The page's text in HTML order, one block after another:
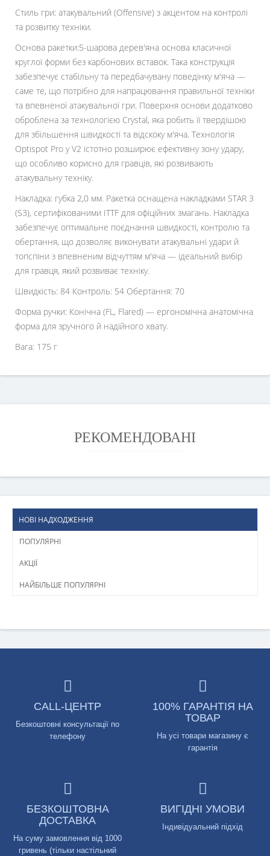
Стиль гри: атакувальний (Offensive) з акцентом на контролі
та розвитку техніки.
Основа ракетки:5-шарова дерев'яна основа класичної
круглої форми без карбонових вставок. Така конструкція
забезпечує стабільну та передбачувану поведінку м'яча —
саме те, що потрібно для напрацювання правильної техніки
та впевненої атакувальної гри. Поверхня основи додатково
оброблена за технологією Crystal, яка робить її твердішою
для збільшення швидкості та відскоку м'яча. Технологія
Optispot Pro у V2 істотно розширює ефективну зону удару,
що особливо корисно для гравців, які розвивають
атакувальну техніку.
Накладка: губка 2,0 мм. Ракетка оснащена накладками STAR 3
(S3), сертифікованими ITTF для офіційних змагань. Накладка
забезпечує оптимальне поєднання швидкості, контролю та
обертання, що дозволяє виконувати атакувальні удари й
топспіни з впевненим відчуттям м'яча — ідеальний вибір
для гравця, який розвиває техніку.
Швидкість: 84 Контроль: 54 Обертання: 70
Форма ручки: Конічна (FL, Flared) — ергономічна анатомічна
форма для зручного й надійного хвату.
Вага: 175 г
РЕКОМЕНДОВАНІ
НОВІ НАДХОДЖЕННЯ
ПОПУЛЯРНІ
АКЦІЇ
НАЙБІЛЬШЕ ПОПУЛЯРНІ
CALL-ЦЕНТР
Безкоштовні консультації по
телефону
100% ГАРАНТІЯ НА
ТОВАР
На усі товари магазину є
гарантія
БЕЗКОШТОВНА
ДОСТАВКА
На суму замовлення від 1000
гривень (тільки настільний
ВИГІДНІ УМОВИ
Індивідуальний підхід